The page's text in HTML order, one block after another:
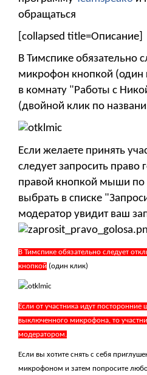
обращаться
[collapsed title=Описание]
В Тимспике обязательно
микрофон кнопкой (один
в комнату "Работы с
(двойной клик по
Если желаете принять
следует запросить право
правой кнопкой мыши по
выбрать в списке
модератор увидит ваш
В Тимспике обязательно следует
кнопкой (один клик)
Если от участника идут
выключенного микрофона, то
модератором.
Если вы хотите снять с себя
микрофоном и затем попросите